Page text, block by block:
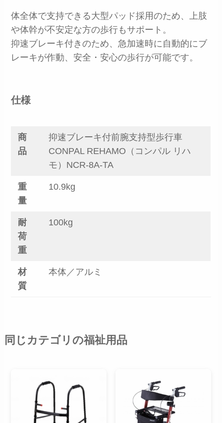
体全体で支持できる大型パッド採用のため、上肢
や体幹が不安定な方の歩行もサポート。
抑速ブレーキ付きのため、急加速時に自動的にブ
レーキが作動、安全・安心の歩行が可能です。
仕様
商
品
抑速ブレーキ付前腕支持型歩行車
CONPAL REHAMO（コンパル リハ
モ）NCR-8A-TA
重
量
10.9kg
耐
荷
重
100kg
材
質
本体／アルミ
同じカテゴリの福祉用品